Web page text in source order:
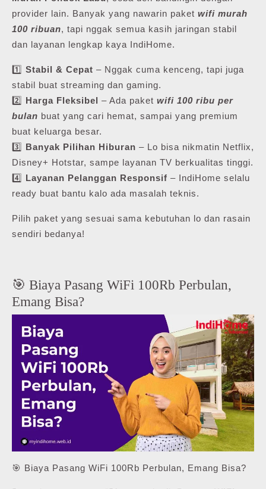
provider lain. Banyak yang nawarin paket wifi murah
100 ribuan, tapi nggak semua kasih jaringan stabil
dan layanan lengkap kaya IndiHome.
1️⃣ Stabil & Cepat – Nggak cuma kenceng, tapi juga
stabil buat streaming dan gaming.
2️⃣ Harga Fleksibel – Ada paket wifi 100 ribu per
bulan buat yang cari hemat, sampai yang premium
buat keluarga besar.
3️⃣ Banyak Pilihan Hiburan – Lo bisa nikmatin Netflix,
Disney+ Hotstar, sampe layanan TV berkualitas tinggi.
4️⃣ Layanan Pelanggan Responsif – IndiHome selalu
ready buat bantu kalo ada masalah teknis.
Pilih paket yang sesuai sama kebutuhan lo dan rasain
sendiri bedanya!
🎯 Biaya Pasang WiFi 100Rb Perbulan,
Emang Bisa?
🎯 Biaya Pasang WiFi 100Rb Perbulan, Emang Bisa?